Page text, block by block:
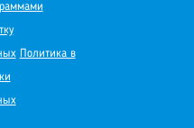
Политика в